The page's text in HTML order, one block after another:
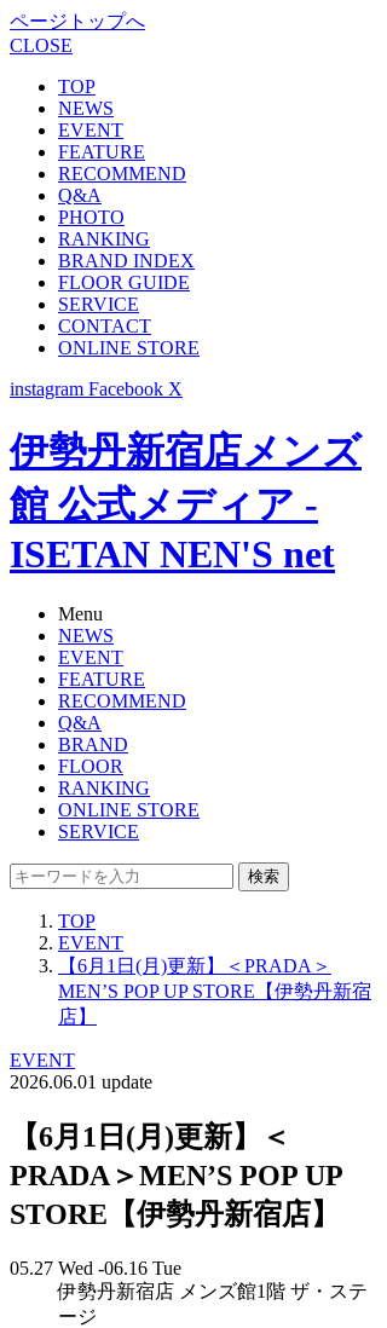
ページトップへ
CLOSE
TOP
NEWS
EVENT
FEATURE
RECOMMEND
Q&A
PHOTO
RANKING
BRAND INDEX
FLOOR GUIDE
SERVICE
CONTACT
ONLINE STORE
instagram Facebook X
伊勢丹新宿店メンズ
館 公式メディア -
ISETAN NEN'S net
Menu
NEWS
EVENT
FEATURE
RECOMMEND
Q&A
BRAND
FLOOR
RANKING
ONLINE STORE
SERVICE
検索
TOP
EVENT
【6月1日(月)更新】＜PRADA＞
MEN’S POP UP STORE【伊勢丹新宿
店】
EVENT
2026.06.01 update
【6月1日(月)更新】＜
PRADA＞MEN’S POP UP
STORE【伊勢丹新宿店】
05.27 Wed -06.16 Tue
伊勢丹新宿店 メンズ館1階 ザ・ステ
ージ